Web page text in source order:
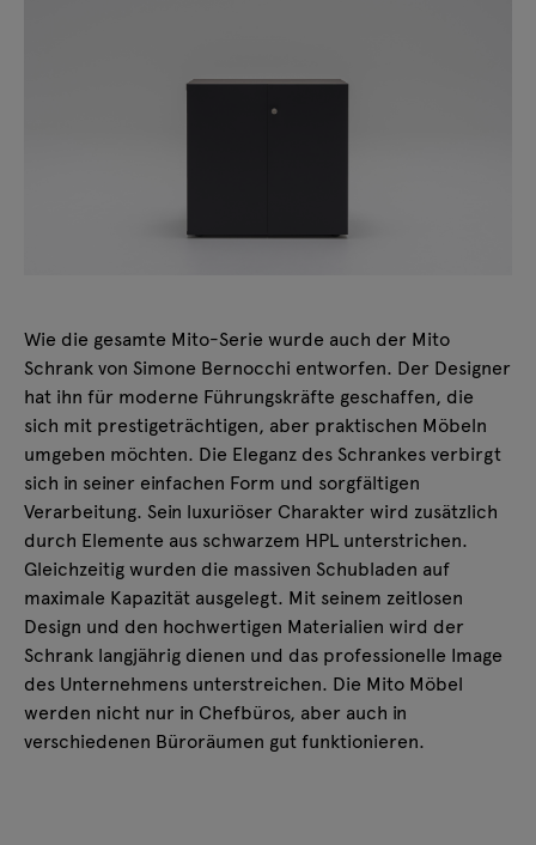
Wie die gesamte Mito-Serie wurde auch der Mito
Schrank von Simone Bernocchi entworfen. Der Designer
hat ihn für moderne Führungskräfte geschaffen, die
sich mit prestigeträchtigen, aber praktischen Möbeln
umgeben möchten. Die Eleganz des Schrankes verbirgt
sich in seiner einfachen Form und sorgfältigen
Verarbeitung. Sein luxuriöser Charakter wird zusätzlich
durch Elemente aus schwarzem HPL unterstrichen.
Gleichzeitig wurden die massiven Schubladen auf
maximale Kapazität ausgelegt. Mit seinem zeitlosen
Design und den hochwertigen Materialien wird der
Schrank langjährig dienen und das professionelle Image
des Unternehmens unterstreichen. Die Mito Möbel
werden nicht nur in Chefbüros, aber auch in
verschiedenen Büroräumen gut funktionieren.